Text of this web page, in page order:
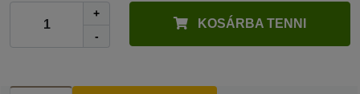
+
-
KOSÁRBA TENNI